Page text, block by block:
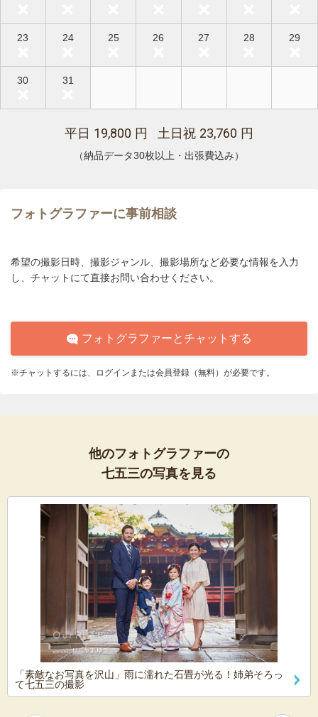
23 24 25 26 27 28 29
30 31
平日 19,800 円 土日祝 23,760 円
（納品データ30枚以上・出張費込み）
フォトグラファーに事前相談
希望の撮影日時、撮影ジャンル、撮影場所など必要な情報を入力
し、チャットにて直接お問い合わせください。
フォトグラファーとチャットする
※チャットするには、ログインまたは会員登録（無料）が必要です。
他のフォトグラファーの
七五三の写真を見る
「素敵なお写真を沢山」雨に濡れた石畳が光る！姉弟そろっ
て七五三の撮影